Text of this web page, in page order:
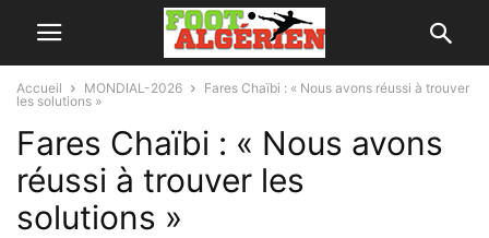
Accueil MONDIAL-2026
Fares Chaïbi : « Nous avons réussi à trouver
les solutions »
Fares Chaïbi : « Nous avons
réussi à trouver les
solutions »